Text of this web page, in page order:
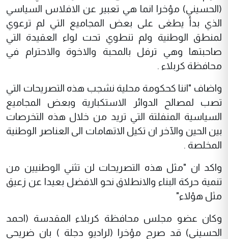
(الحسيني) مؤخرا انما هي تعبير عن الافلاس السياسي
الذي بدأ يطغى على بعض المجاميع التي لم ترعوي
لمنطق الوطنية ولم تنطوي تحت لواء العقيدة التي
صاحبتها وهي ترفل بالمحبة والاخوة والاحترام في
محافظة كربلاء .
واضاف "اننا كحكومة محلية نشجب هذه التصريحات التي
تصب لمصالح الدوائر الاستكبارية وبعض المجاميع
السياسية المنفلتة التي تريد من خلال هذه التخرصات
بين الحين والآخر ان تكيل الاتهامات الى العناصر الوطنية
المخلصة .
واكد ان "مثل هذه التصريحات لن تثني الوطنيين من
تنمية حركة البناء والانطلاق نحو الافضل بعيدا عن زعيق
مثل هؤلاء"
وكان عضو مجلس محافظة كربلاء المقدسة (احمد
الحسيني) قد صرح مؤخرا (لراديو دجلة ) بان ضريحي